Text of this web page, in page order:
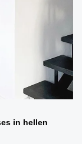
in hellen